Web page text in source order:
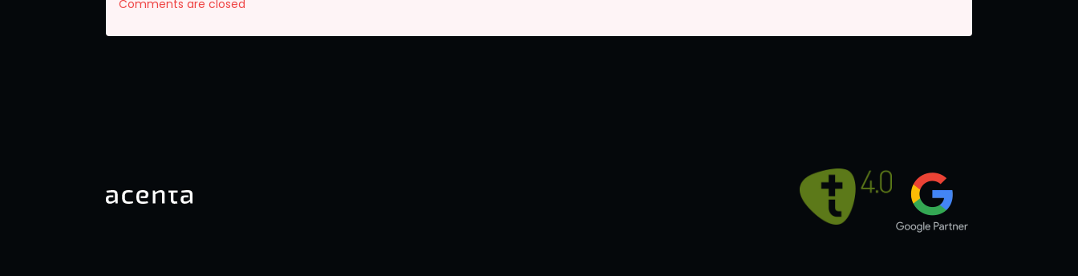
Comments are closed